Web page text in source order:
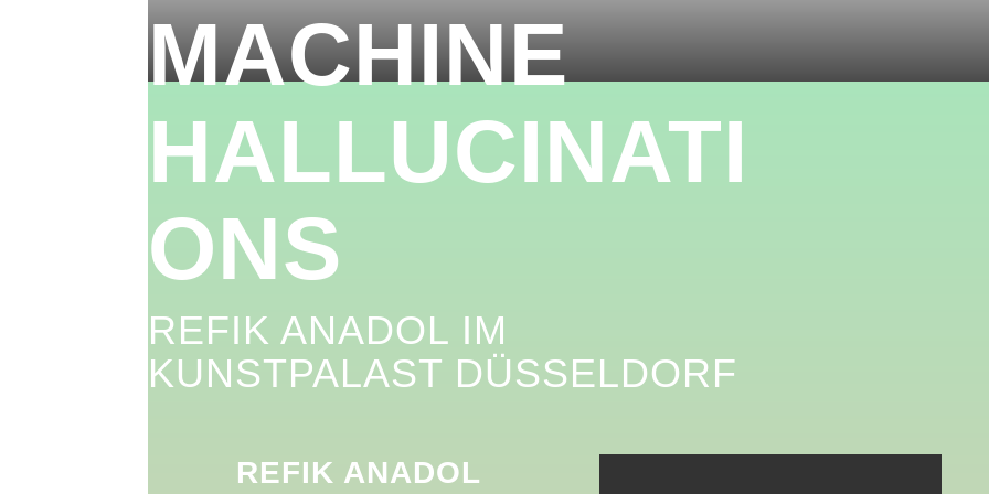
MACHINE
HALLUCINATI
ONS
REFIK ANADOL IM
KUNSTPALAST DÜSSELDORF
REFIK ANADOL